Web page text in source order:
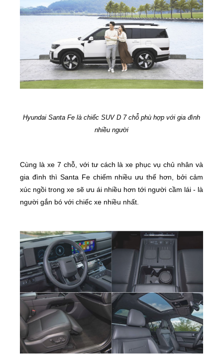
Hyundai Santa Fe là chiếc SUV D 7 chỗ phù hợp với gia đình
nhiều người
Cùng là xe 7 chỗ, với tư cách là xe phục vụ chủ nhân và
gia đình thì Santa Fe chiếm nhiều ưu thế hơn, bởi cảm
xúc ngồi trong xe sẽ ưu ái nhiều hơn tới người cầm lái - là
người gắn bó với chiếc xe nhiều nhất.